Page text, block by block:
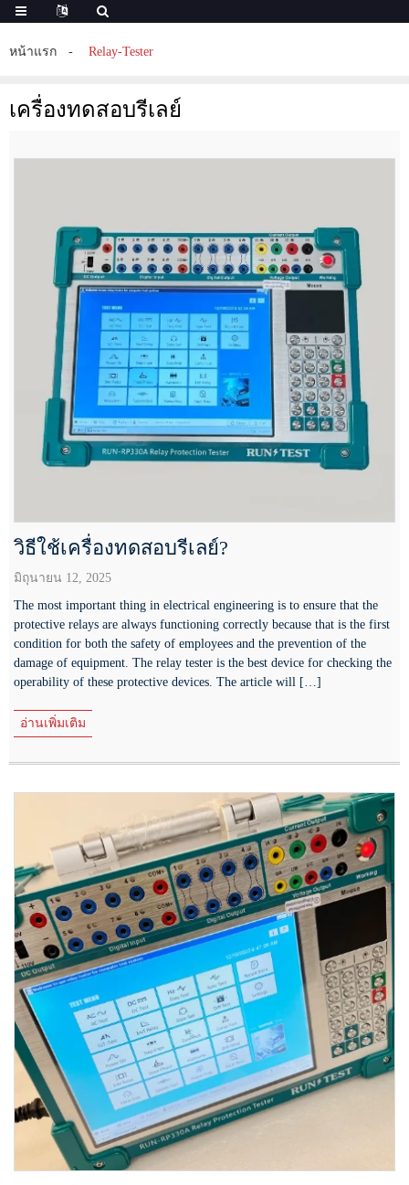
หน้าแรก Relay-Tester
เครื่องทดสอบรีเลย์
วิธีใช้เครื่องทดสอบรีเลย์?
มิถุนายน 12, 2025
The most important thing in electrical engineering is to ensure that the
protective relays are always functioning correctly because that is the first
condition for both the safety of employees and the prevention of the
damage of equipment. The relay tester is the best device for checking the
operability of these protective devices. The article will […]
อ่านเพิ่มเติม